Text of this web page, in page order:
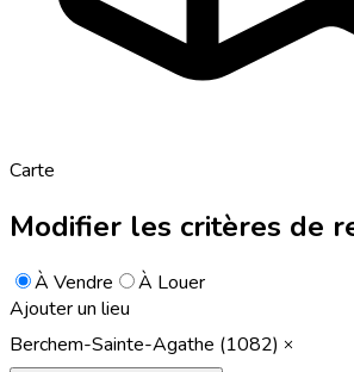
Carte
Modifier les critères de
À Vendre
À Louer
Ajouter un lieu
Berchem-Sainte-Agathe (1082)